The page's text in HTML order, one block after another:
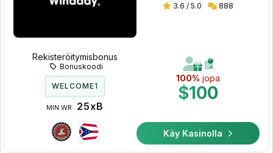
3.6 / 5.0 888
100% jopa
$100
Rekisteröitymisbonus
Bonuskoodi
WELCOME1
MIN WR: 25xB
Käy Kasinolla